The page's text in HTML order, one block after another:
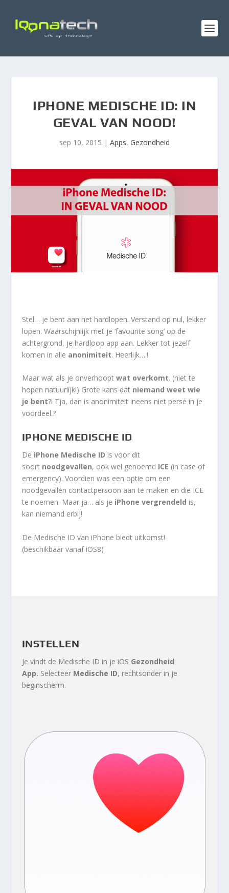
IPHONE MEDISCHE ID: IN
GEVAL VAN NOOD!
sep 10, 2015 | Apps, Gezondheid
Stel… je bent aan het hardlopen. Verstand op nul, lekker
lopen. Waarschijnlijk met je ‘favourite song’ op de
achtergrond, je hardloop app aan. Lekker tot jezelf
komen in alle anonimiteit. Heerlijk….!
Maar wat als je onverhoopt wat overkomt. (niet te
hopen natuurlijk!) Grote kans dat niemand weet wie
je bent?! Tja, dan is anonimiteit ineens niet persé in je
voordeel.?
IPHONE MEDISCHE ID
De iPhone Medische ID is voor dit
soort noodgevallen, ook wel genoemd ICE (in case of
emergency). Voordien was een optie om een
noodgevallen contactpersoon aan te maken en die ICE
te noemen. Maar ja… als je iPhone vergrendeld is,
kan niemand erbij!
De Medische ID van iPhone biedt uitkomst!
(beschikbaar vanaf iOS8)
INSTELLEN
Je vindt de Medische ID in je iOS Gezondheid
App. Selecteer Medische ID, rechtsonder in je
beginscherm.